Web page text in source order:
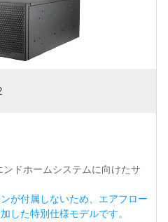
ドホームシステムに向けたサ
が付属しないため、エアフロー
した特別仕様モデルです。